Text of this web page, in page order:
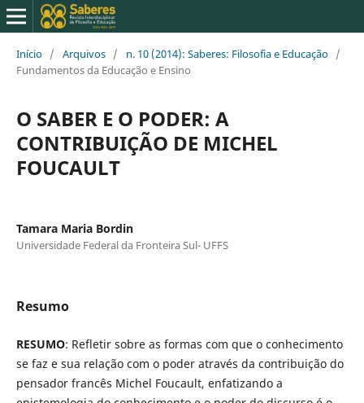
Início / Arquivos / n. 10 (2014): Saberes: Filosofia e Educação /
Fundamentos da Educação e Ensino
O SABER E O PODER: A
CONTRIBUIÇÃO DE MICHEL
FOUCAULT
Tamara Maria Bordin
Universidade Federal da Fronteira Sul- UFFS
Resumo
RESUMO: Refletir sobre as formas com que o conhecimento
se faz e sua relação com o poder através da contribuição do
pensador francês Michel Foucault, enfatizando a